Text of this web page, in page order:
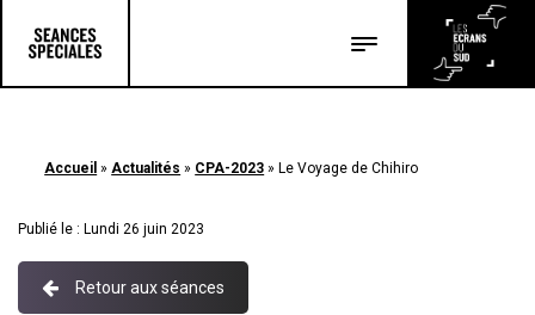
Accueil »Actualités » CPA-2023 » Le Voyage de Chihiro
Publié le : Lundi 26 juin 2023
Retour aux séances